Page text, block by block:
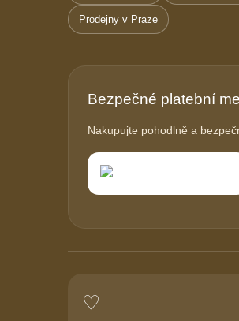
Prodejny v Praze
Bezpečné platební
Nakupujte pohodlně a
♡